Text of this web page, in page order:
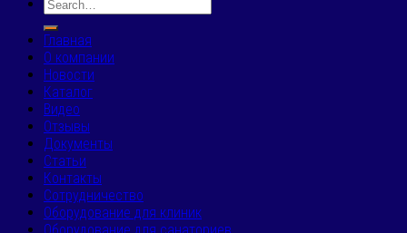
Главная
О компании
Новости
Каталог
Видео
Отзывы
Документы
Статьи
Контакты
Сотрудничество
Оборудование для клиник
Оборудование для санаториев